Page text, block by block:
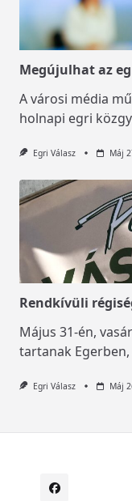
Megújulhat az
A városi média
holnapi egri
Egri Válasz Máj
Rendkívüli
Május 31-én,
tartanak
Egri Válasz Máj